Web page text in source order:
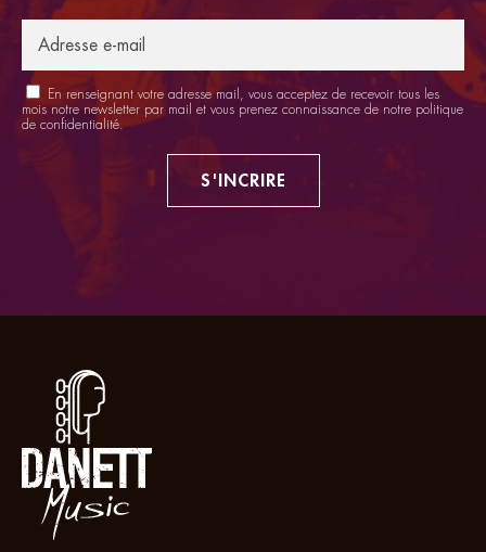
En renseignant votre adresse mail, vous acceptez de recevoir tous les
mois notre newsletter par mail et vous prenez connaissance de notre politique
de confidentialité.
S'INCRIRE